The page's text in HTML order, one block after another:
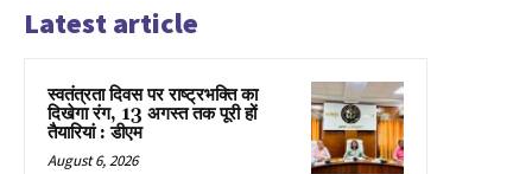
Latest article
स्वतंत्रता दिवस पर राष्ट्रभक्ति का
दिखेगा रंग, 13 अगस्त तक पूरी हों
तैयारियां : डीएम
August 6, 2026